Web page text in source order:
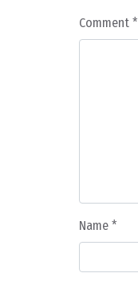
Comment *
Name *